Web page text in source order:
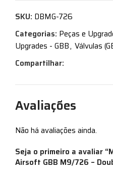
SKU: DBMG-726
Categorias: Peças e
Upgrades - GBB, Válvulas
Compartilhar:
Avaliações
Não há avaliações ainda.
Seja o primeiro a avaliar
Airsoft GBB M9/726 –